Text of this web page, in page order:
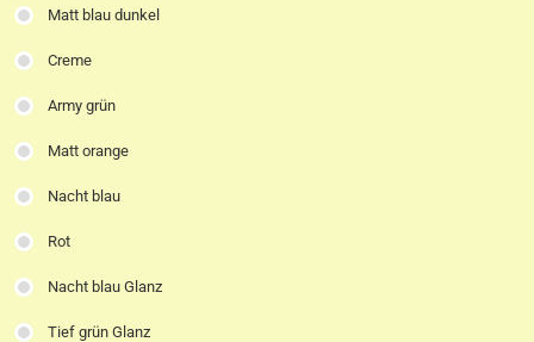
Matt blau dunkel
Creme
Army grün
Matt orange
Nacht blau
Rot
Nacht blau Glanz
Tief grün Glanz